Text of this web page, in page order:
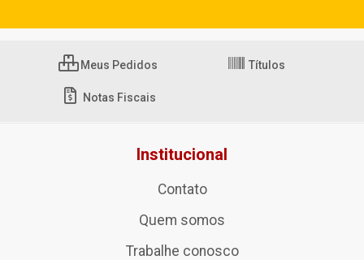
Meus Pedidos Títulos
Notas Fiscais
Institucional
Contato
Quem somos
Trabalhe conosco